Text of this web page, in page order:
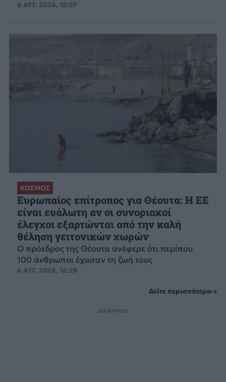
6 ΑΥΓ. 2026, 18:07
ΚΟΣΜΟΣ
Ευρωπαίος επίτροπος για Θέουτα: Η ΕΕ
είναι ευάλωτη αν οι συνοριακοί
έλεγχοι εξαρτώνται από την καλή
θέληση γειτονικών χωρών
Ο πρόεδρος της Θέουτα ανέφερε ότι περίπου
100 άνθρωποι έχασαν τη ζωή τους
6 ΑΥΓ. 2026, 16:29
Δείτε περισσότερα
ΔΙΑΦΗΜΙΣΗ